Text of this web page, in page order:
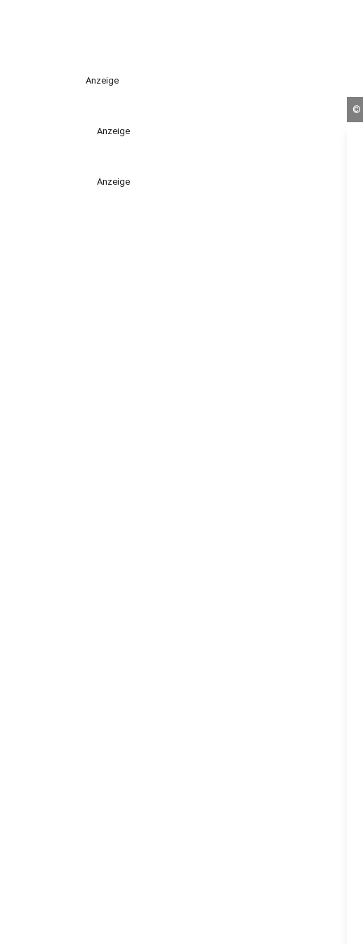
Anzeige
Anzeige
Anzeige
©